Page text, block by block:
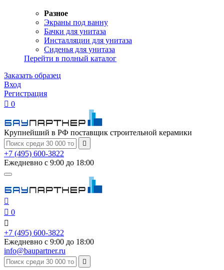
Разное
Экраны под ванну
Бачки для унитаза
Инсталляции для унитаза
Сиденья для унитаза
Перейти в полный каталог
Заказать образец
Вход
Регистрация
 0
Крупнейший в РФ поставщик строительной керамики

+7 (495) 600-3822
Ежедневно с 9:00 до 18:00

 0

+7 (495) 600-3822
Ежедневно с 9:00 до 18:00
info@baupartner.ru
